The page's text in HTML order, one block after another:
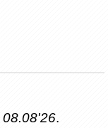
08.08'26.